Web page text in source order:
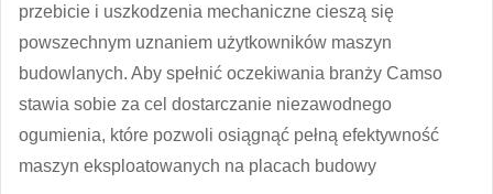
przebicie i uszkodzenia mechaniczne cieszą się
powszechnym uznaniem użytkowników maszyn
budowlanych. Aby spełnić oczekiwania branży Camso
stawia sobie za cel dostarczanie niezawodnego
ogumienia, które pozwoli osiągnąć pełną efektywność
maszyn eksploatowanych na placach budowy